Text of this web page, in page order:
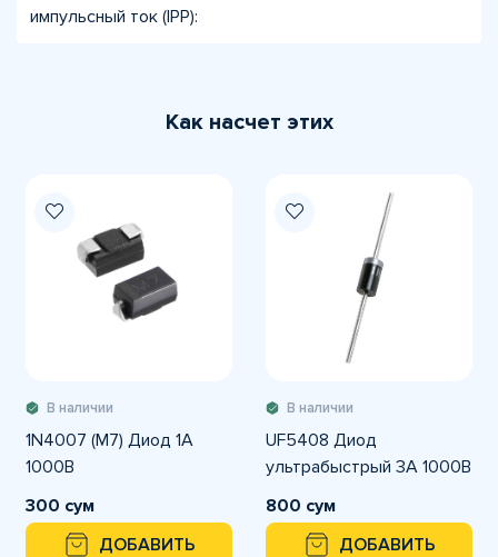
импульсный ток (IPP):
Как насчет этих
В наличии
1N4007 (M7) Диод 1А
1000В
300 сум
ДОБАВИТЬ
В наличии
UF5408 Диод
ультрабыстрый 3А 1000В
800 сум
ДОБАВИТЬ